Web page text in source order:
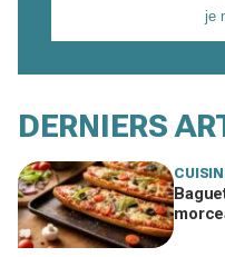
je
DERNIERS